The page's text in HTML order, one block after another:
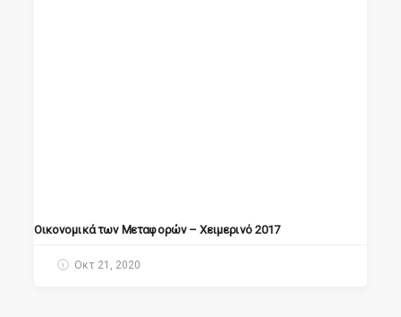
Οικονομικά των Μεταφορών – Χειμερινό 2017
Οκτ 21, 2020